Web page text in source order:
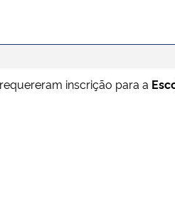
inscrição para a